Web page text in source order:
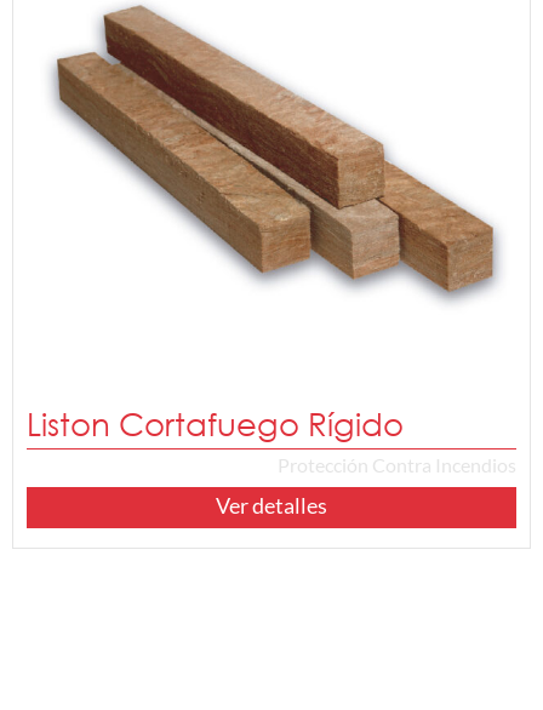
Liston Cortafuego Rígido
Protección Contra Incendios
Ver detalles